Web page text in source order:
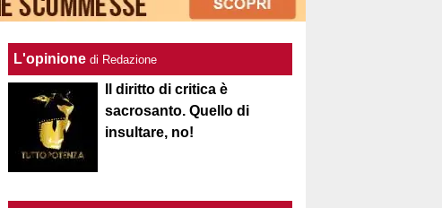
L'opinione di Redazione
Il diritto di critica è
sacrosanto. Quello di
insultare, no!